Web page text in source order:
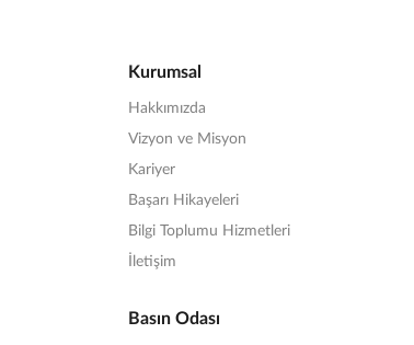
Kurumsal
Hakkımızda
Vizyon ve Misyon
Kariyer
Başarı Hikayeleri
Bilgi Toplumu Hizmetleri
İletişim
Basın Odası